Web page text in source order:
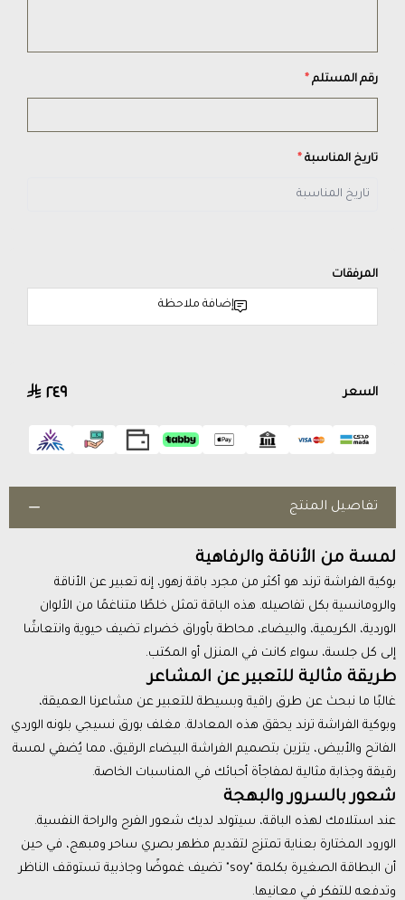
رقم المستلم *
تاريخ المناسبة *
المرفقات
إضافة ملاحظة
السعر ٢٤٩
تفاصيل المنتج
لمسة من الأناقة والرفاهية
بوكية الفراشة ترند هو أكثر من مجرد باقة زهور، إنه تعبير عن الأناقة
والرومانسية بكل تفاصيله. هذه الباقة تمثل خلطًا متناغمًا من الألوان
الوردية، الكريمية، والبيضاء، محاطة بأوراق خضراء تضيف حيوية وانتعاشًا
إلى كل جلسة، سواء كانت في المنزل أو المكتب.
طريقة مثالية للتعبير عن المشاعر
غالبًا ما نبحث عن طرق راقية وبسيطة للتعبير عن مشاعرنا العميقة،
وبوكية الفراشة ترند يحقق هذه المعادلة. مغلف بورق نسيجي بلونه الوردي
الفاتح والأبيض، يتزين بتصميم الفراشة البيضاء الرقيق، مما يُضفي لمسة
رقيقة وجذابة مثالية لمفاجأة أحبائك في المناسبات الخاصة.
شعور بالسرور والبهجة
عند استلامك لهذه الباقة، سيتولد لديك شعور الفرح والراحة النفسية.
الورود المختارة بعناية تمتزج لتقديم مظهر بصري ساحر ومبهج، في حين
أن البطاقة الصغيرة بكلمة "soy" تضيف غموضًا وجاذبية تستوقف الناظر
وتدفعه للتفكر في معانيها.